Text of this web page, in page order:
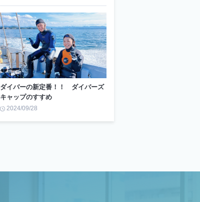
ダイバーの新定番！！ ダイバーズ
キャップのすすめ
2024/09/28